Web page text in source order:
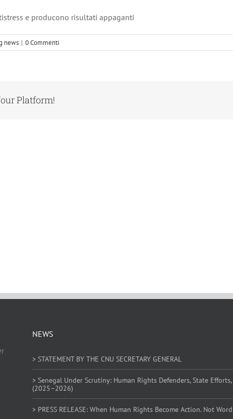
e producono risultati appaganti
news | 0 Commenti
Platform!
NEWS
> STATEMENT BY THE CNU SECRETARY GENERAL
> Senegal Under Scrutiny: Human Rights Defenders, State
(2025–2026)
> PRESS RELEASE: When Human Rights Become Action. Not